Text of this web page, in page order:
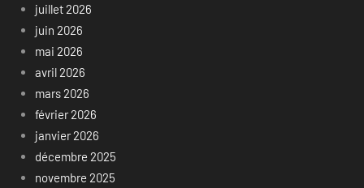
juillet 2026
juin 2026
mai 2026
avril 2026
mars 2026
février 2026
janvier 2026
décembre 2025
novembre 2025